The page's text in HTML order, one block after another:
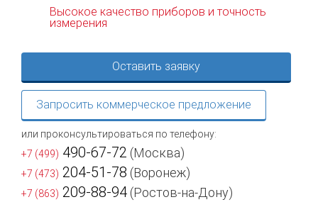
Высокое качество приборов и точность
измерения
Оставить заявку
Запросить коммерческое предложение
или проконсультироваться по телефону:
+7 (499) 490-67-72 (Москва)
+7 (473) 204-51-78 (Воронеж)
+7 (863) 209-88-94 (Ростов-на-Дону)